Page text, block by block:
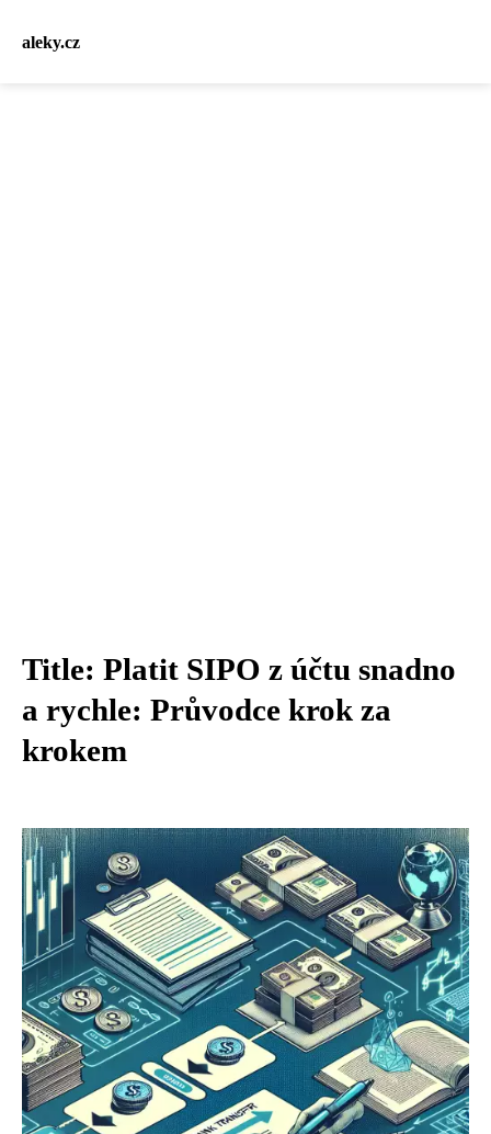
aleky.cz
Title: Platit SIPO z účtu snadno
a rychle: Průvodce krok za
krokem